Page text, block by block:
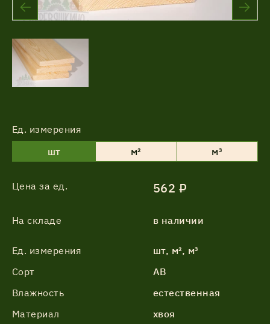
Контакты
Ед. измерения
шт
м² м³
Цена за ед. 562 ₽
На складе в наличии
Ед. измерения
шт, м², м³
Сорт
АВ
Влажность
естественная
Материал
хвоя